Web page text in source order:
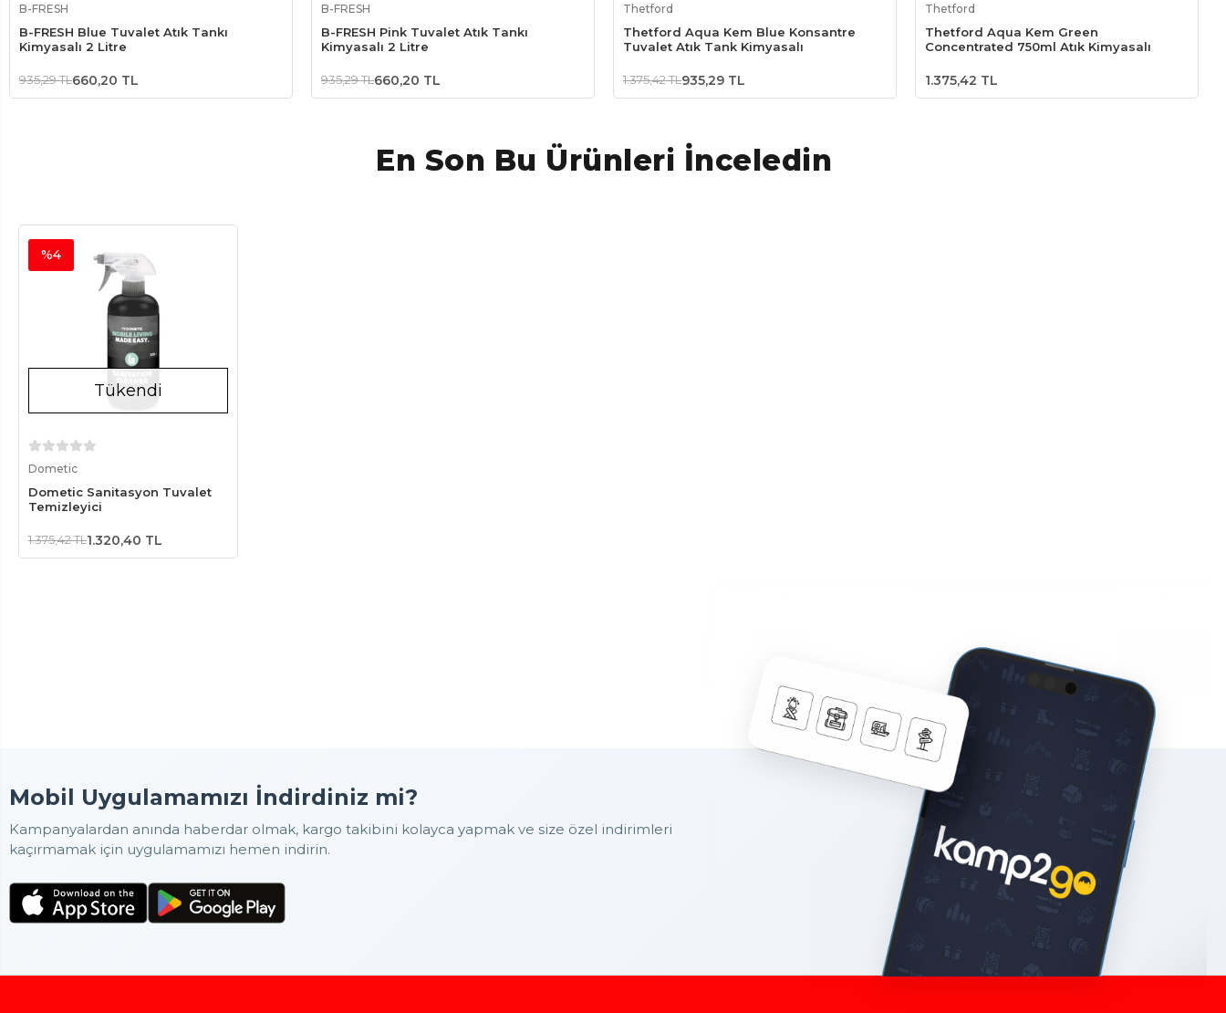
B-FRESH
B-FRESH Blue Tuvalet Atık Tankı
Kimyasalı 2 Litre
935,29 TL660,20 TL
B-FRESH
B-FRESH Pink Tuvalet Atık Tankı
Kimyasalı 2 Litre
935,29 TL660,20 TL
Thetford
Thetford Aqua Kem Blue Konsantre
Tuvalet Atık Tank Kimyasalı
1.375,42 TL935,29 TL
Thetford
Thetford Aqua Kem Green
Concentrated 750ml Atık Kimyasalı
1.375,42 TL
En Son Bu Ürünleri İnceledin
Tükendi
Dometic
Dometic Sanitasyon Tuvalet
Temizleyici
%4
1.375,42 TL1.320,40 TL
Mobil Uygulamamızı İndirdiniz mi?
Kampanyalardan anında haberdar olmak, kargo takibini kolayca yapmak ve size özel indirimleri
kaçırmamak için uygulamamızı hemen indirin.